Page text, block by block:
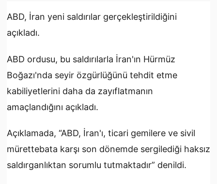
ABD, İran yeni saldırılar gerçekleştirildiğini
açıkladı.
ABD ordusu, bu saldırılarla İran'ın Hürmüz
Boğazı'nda seyir özgürlüğünü tehdit etme
kabiliyetlerini daha da zayıflatmanın
amaçlandığını açıkladı.
Açıklamada, “ABD, İran'ı, ticari gemilere ve sivil
mürettebata karşı son dönemde sergilediği haksız
saldırganlıktan sorumlu tutmaktadır” denildi.